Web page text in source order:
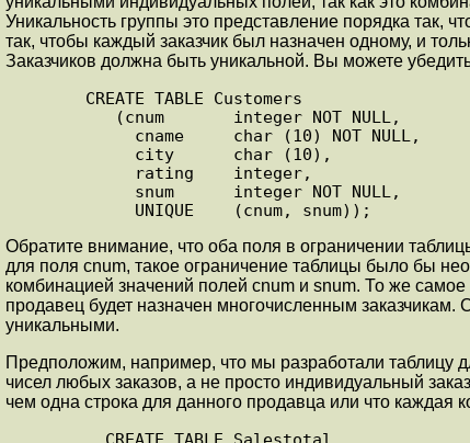
Уникальность группы это представление порядка так,
так, чтобы каждый заказчик был назначен одному, и
Заказчиков должна быть уникальной. Вы можете
            UNIQUE    (cnum, snum));
Обратите внимание, что оба поля в ограничении
для поля cnum, такое ограничение таблицы было бы
комбинацией значений полей cnum и snum. То же
продавец будет назначен многочисленным
уникальными.
Предположим, например, что мы разработали таблицу
чисел любых заказов, а не просто индивидуальный
чем одна строка для данного продавца или что